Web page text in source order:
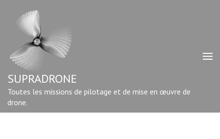
contenu
Entrée)
SUPRADRONE
Toutes les missions de pilotage et de mise en œuvre de
drone.